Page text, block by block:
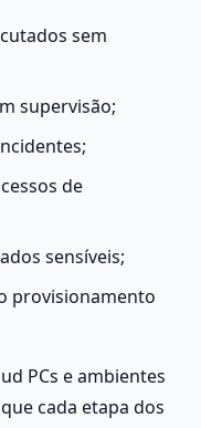
sem
supervisão;
de
sensíveis;
provisionamento
PCs e ambientes
cada etapa dos